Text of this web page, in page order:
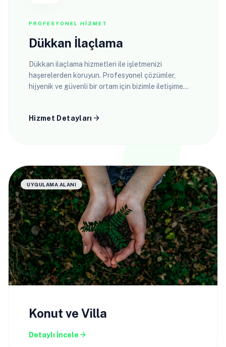
PROFESYONEL HIZMET
Dükkan İlaçlama
Dükkan ilaçlama hizmetleri ile işletmenizi
haşerelerden koruyun. Profesyonel çözümler,
hijyenik ve güvenli bir ortam için bizimle iletişime
Hizmet Detayları arrow_forward
UYGULAMA ALANI
Konut ve Villa
Detaylı İncele arrow_forward